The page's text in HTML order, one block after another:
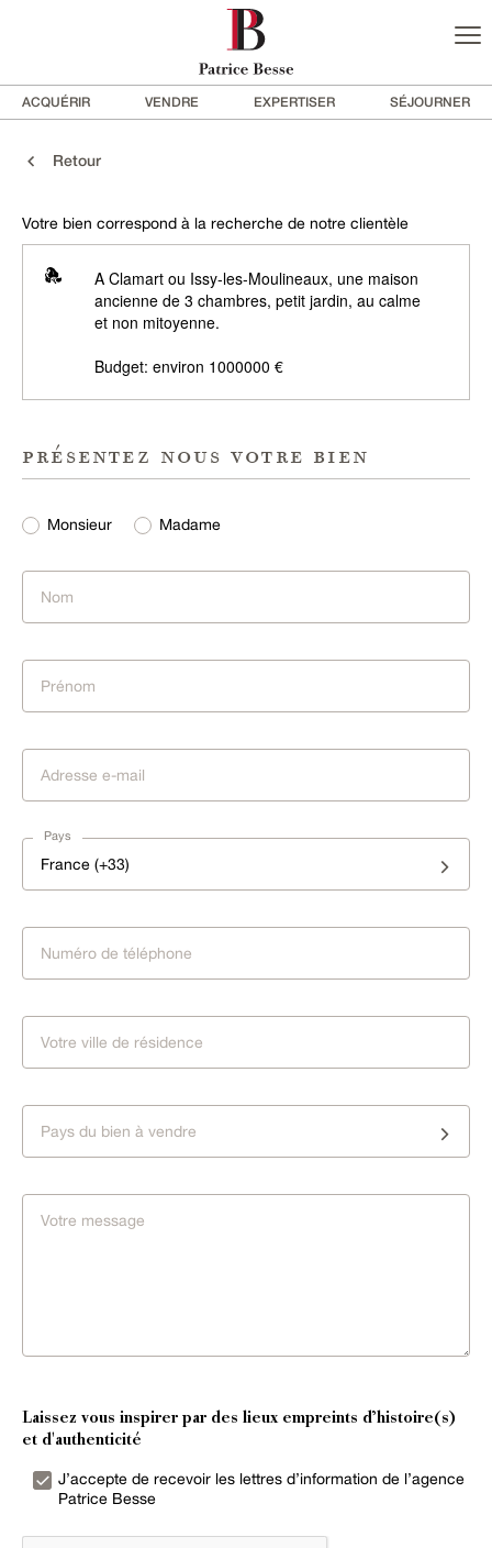
ACQUÉRIR VENDRE EXPERTISER SÉJOURNER
Retour
Votre bien correspond à la recherche de notre clientèle
A Clamart ou Issy-les-Moulineaux, une maison
ancienne de 3 chambres, petit jardin, au calme
et non mitoyenne.
Budget: environ 1000000 €
présentez nous votre bien
Monsieur Madame
Pays
France (+33)
Pays du bien à vendre
Laissez vous inspirer par des lieux empreints d’histoire(s)
et d'authenticité
J’accepte de recevoir les lettres d’information de l’agence
Patrice Besse